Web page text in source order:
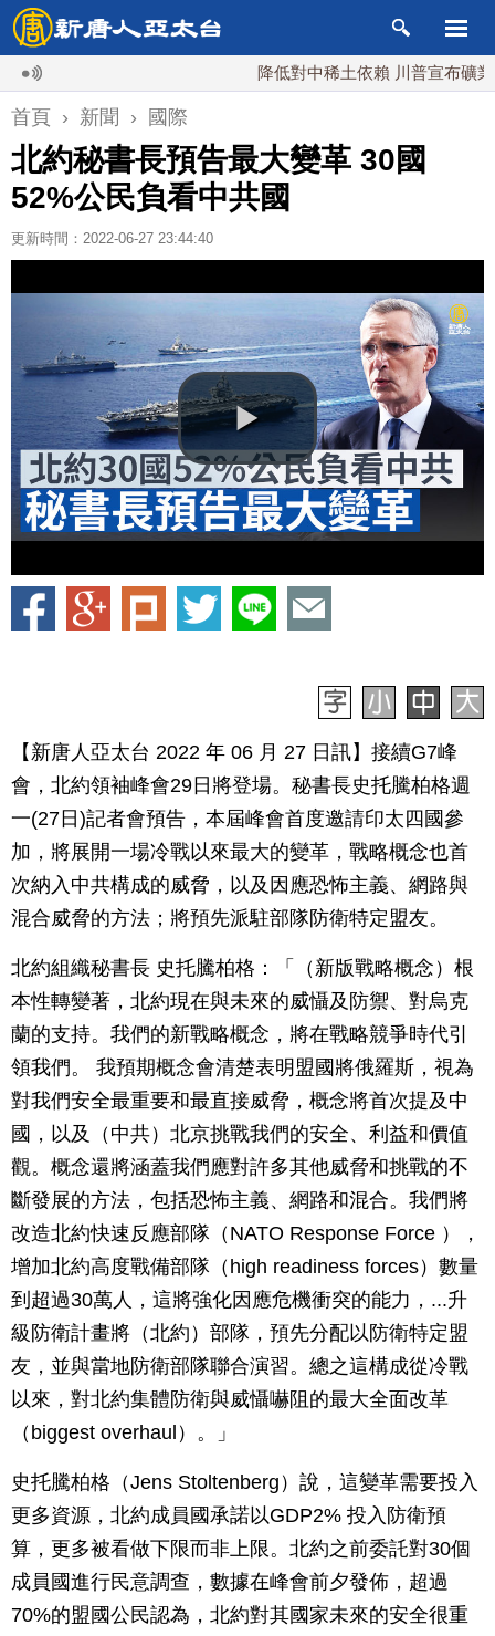
降低對中稀土依賴 川普宣布礦業投資
首頁 › 新聞 › 國際
北約秘書長預告最大變革 30國
52%公民負看中共國
更新時間：2022-06-27 23:44:40
【新唐人亞太台 2022 年 06 月 27 日訊】接續G7峰
會，北約領袖峰會29日將登場。秘書長史托騰柏格週
一(27日)記者會預告，本屆峰會首度邀請印太四國參
加，將展開一場冷戰以來最大的變革，戰略概念也首
次納入中共構成的威脅，以及因應恐怖主義、網路與
混合威脅的方法；將預先派駐部隊防衛特定盟友。
北約組織秘書長 史托騰柏格：「（新版戰略概念）根
本性轉變著，北約現在與未來的威懾及防禦、對烏克
蘭的支持。我們的新戰略概念，將在戰略競爭時代引
領我們。 我預期概念會清楚表明盟國將俄羅斯，視為
對我們安全最重要和最直接威脅，概念將首次提及中
國，以及（中共）北京挑戰我們的安全、利益和價值
觀。概念還將涵蓋我們應對許多其他威脅和挑戰的不
斷發展的方法，包括恐怖主義、網路和混合。我們將
改造北約快速反應部隊（NATO Response Force ），
增加北約高度戰備部隊（high readiness forces）數量
到超過30萬人，這將強化因應危機衝突的能力，...升
級防衛計畫將（北約）部隊，預先分配以防衛特定盟
友，並與當地防衛部隊聯合演習。總之這構成從冷戰
以來，對北約集體防衛與威懾嚇阻的最大全面改革
（biggest overhaul）。」
史托騰柏格（Jens Stoltenberg）說，這變革需要投入
更多資源，北約成員國承諾以GDP2% 投入防衛預
算，更多被看做下限而非上限。北約之前委託對30個
成員國進行民意調查，數據在峰會前夕發佈，超過
70%的盟國公民認為，北約對其國家未來的安全很重